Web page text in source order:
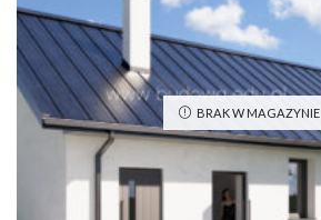
BRAK W MAGAZYNIE